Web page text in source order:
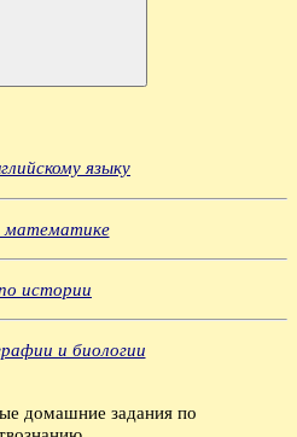
языку
математике
истории
и биологии
домашние задания по